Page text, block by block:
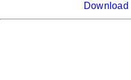
Download